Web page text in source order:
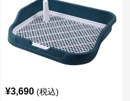
¥3,690 (税込)